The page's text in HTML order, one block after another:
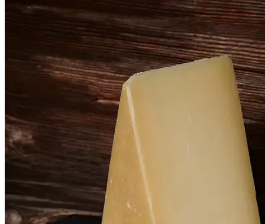
People
Corporate
Sports